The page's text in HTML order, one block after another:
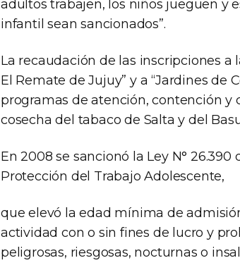
adultos trabajen, los niños jueguen y
infantil sean sancionados”.
La recaudación de las inscripciones a
El Remate de Jujuy” y a “Jardines de
programas de atención, contención y
cosecha del tabaco de Salta y del
En 2008 se sancionó la Ley N°
Protección del Trabajo Adolescente,
que elevó la edad mínima de
actividad con o sin fines de lucro y
peligrosas, riesgosas, nocturnas o